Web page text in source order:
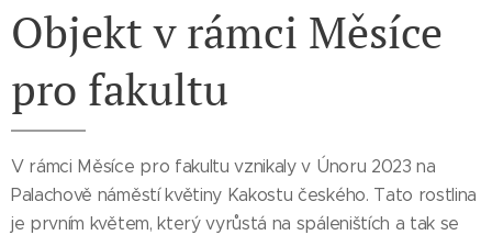
Objekt v rámci Měsíce
pro fakultu
V rámci Měsíce pro fakultu vznikaly v Únoru 2023 na
Palachově náměstí květiny Kakostu českého. Tato rostlina
je prvním květem, který vyrůstá na spáleništích a tak se